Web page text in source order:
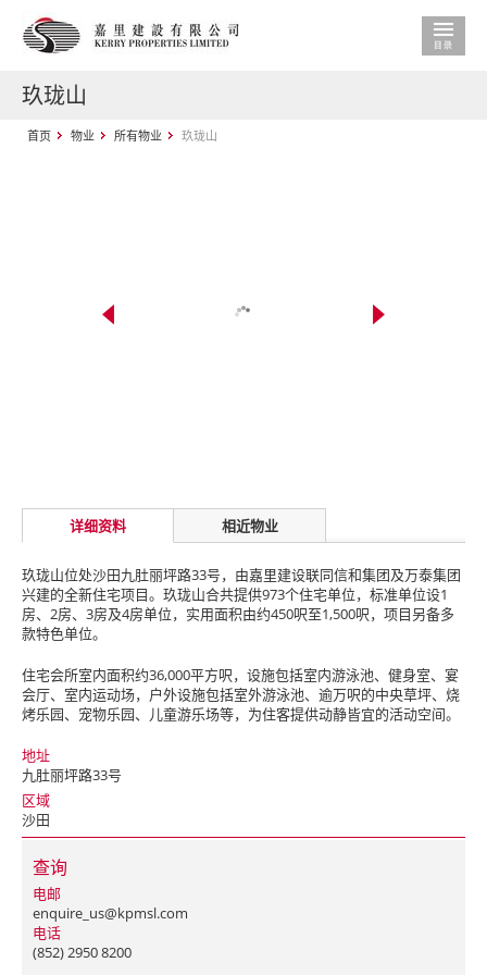
玖珑山
首页 物业 所有物业 玖珑山
详细资料 相近物业
玖珑山位处沙田九肚丽坪路33号，由嘉里建设联同信和集团及万泰集团
兴建的全新住宅项目。玖珑山合共提供973个住宅单位，标准单位设1
房、2房、3房及4房单位，实用面积由约450呎至1,500呎，项目另备多
款特色单位。
住宅会所室内面积约36,000平方呎，设施包括室内游泳池、健身室、宴
会厅、室内运动场，户外设施包括室外游泳池、逾万呎的中央草坪、烧
烤乐园、宠物乐园、儿童游乐场等，为住客提供动静皆宜的活动空间。
地址
九肚丽坪路33号
区域
沙田
查询
电邮
enquire_us@kpmsl.com
电话
(852) 2950 8200